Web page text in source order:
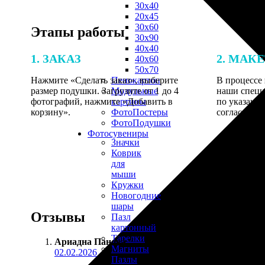
30х40
20х45
30х60
30х90
40х40
40х60
50х70
Пенокартон
Модульные
картины
ФотоПостеры
ФотоПодушки
Фотоcувениры
Значки
Коврик
для
мыши
Кружки
Новогодние
шары
Пазл
картонный
Тарелки
Магниты
Пазлы
Этапы работы
1. ЗАКАЗ
Нажмите «Сделать заказ», выберите
размер подушки. Загрузите от 1 до 4
фотографий, нажмите «Добавить в
корзину».
2.
В процессе
наши
по
Отзывы
Ариадна Панова :
02.02.2026